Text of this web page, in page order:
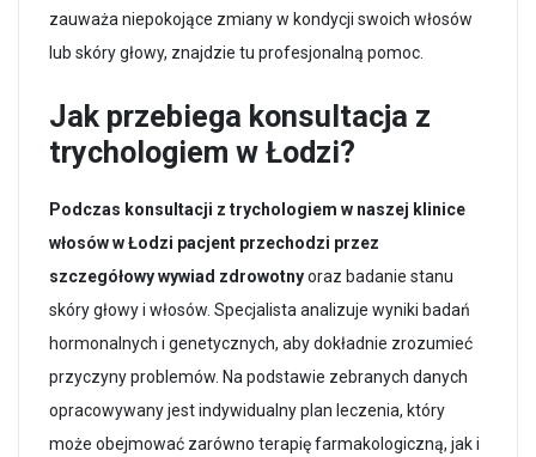
zauważa niepokojące zmiany w kondycji swoich włosów
lub skóry głowy, znajdzie tu profesjonalną pomoc.
Jak przebiega konsultacja z
trychologiem w Łodzi?
Podczas konsultacji z trychologiem w naszej klinice
włosów w Łodzi pacjent przechodzi przez
szczegółowy wywiad zdrowotnyoraz badanie stanu
skóry głowy i włosów. Specjalista analizuje wyniki badań
hormonalnych i genetycznych, aby dokładnie zrozumieć
przyczyny problemów. Na podstawie zebranych danych
opracowywany jest indywidualny plan leczenia, który
może obejmować zarówno terapię farmakologiczną, jak i